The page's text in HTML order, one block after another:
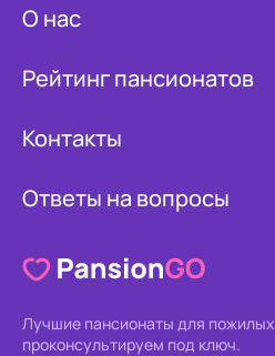
О нас
Рейтинг пансионатов
Контакты
Ответы на вопросы
Лучшие пансионаты для
проконсультируем под ключ.